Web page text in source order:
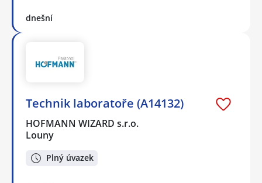
dnešní
Technik laboratoře (A14132)
HOFMANN WIZARD s.r.o.
Louny
Plný úvazek